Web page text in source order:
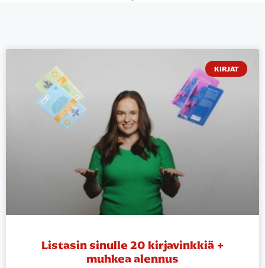
KIRJAT
Listasin sinulle 20 kirjavinkkiä +
muhkea alennus